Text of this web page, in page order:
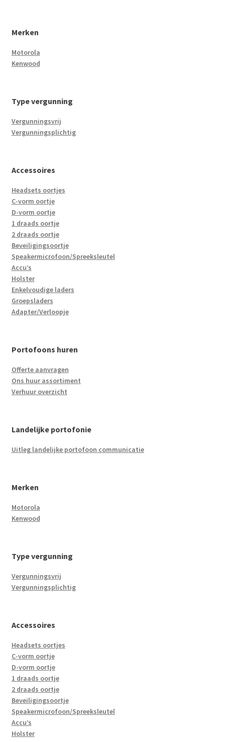
Merken
Motorola
Kenwood
Type vergunning
Vergunningsvrij
Vergunningsplichtig
Accessoires
Headsets oortjes
C-vorm oortje
D-vorm oortje
1 draads oortje
2 draads oortje
Beveiligingsoortje
Speakermicrofoon/Spreeksleutel
Accu’s
Holster
Enkelvoudige laders
Groepsladers
Adapter/Verloopje
Portofoons huren
Offerte aanvragen
Ons huur assortiment
Verhuur overzicht
Landelijke portofonie
Uitleg landelijke portofoon communicatie
Merken
Motorola
Kenwood
Type vergunning
Vergunningsvrij
Vergunningsplichtig
Accessoires
Headsets oortjes
C-vorm oortje
D-vorm oortje
1 draads oortje
2 draads oortje
Beveiligingsoortje
Speakermicrofoon/Spreeksleutel
Accu’s
Holster